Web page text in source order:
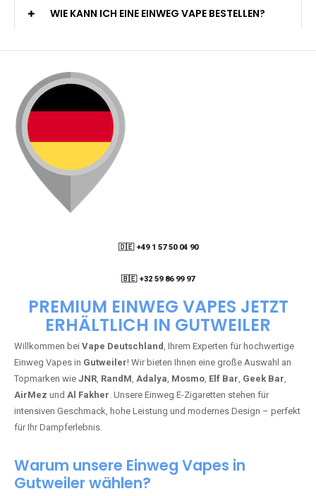
WIE KANN ICH EINE EINWEG VAPE BESTELLEN?
🇩🇪 +49 1 57 50 04 90
🇧🇪 +32 59 86 99 97
PREMIUM EINWEG VAPES JETZT
ERHÄLTLICH IN GUTWEILER
Willkommen bei Vape Deutschland, Ihrem Experten für hochwertige
Einweg Vapes in Gutweiler! Wir bieten Ihnen eine große Auswahl an
Topmarken wie JNR, RandM, Adalya, Mosmo, Elf Bar, Geek Bar,
AirMez und Al Fakher. Unsere Einweg E-Zigaretten stehen für
intensiven Geschmack, hohe Leistung und modernes Design – perfekt
für Ihr Dampferlebnis.
Warum unsere Einweg Vapes in
Gutweiler wählen?